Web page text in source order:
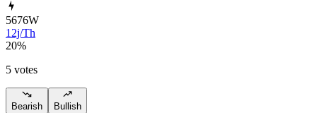
5676W
12j/Th
20%
5 votes
Bearish Bullish